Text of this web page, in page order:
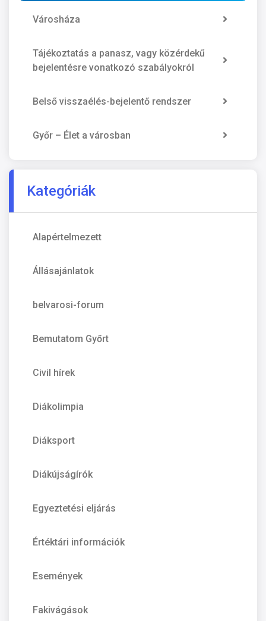
Városháza
Tájékoztatás a panasz, vagy közérdekű
bejelentésre vonatkozó szabályokról
Belső visszaélés-bejelentő rendszer
Győr – Élet a városban
Kategóriák
Alapértelmezett
Állásajánlatok
belvarosi-forum
Bemutatom Győrt
Civil hírek
Diákolimpia
Diáksport
Diákújságírók
Egyeztetési eljárás
Értéktári információk
Események
Fakivágások